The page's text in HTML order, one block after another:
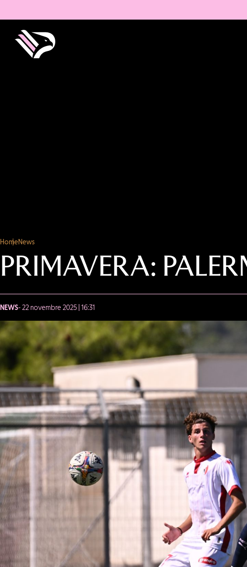
HomeNews
PRIMAVERA:
NEWS- 22 novembre 2025 | 16:31